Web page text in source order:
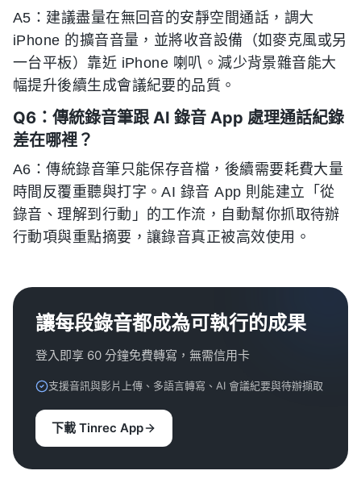
A5：建議盡量在無回音的安靜空間通話，調大
iPhone 的擴音音量，並將收音設備（如麥克風或另
一台平板）靠近 iPhone 喇叭。減少背景雜音能大
幅提升後續生成會議紀要的品質。
Q6：傳統錄音筆跟 AI 錄音 App 處理通話紀錄
差在哪裡？
A6：傳統錄音筆只能保存音檔，後續需要耗費大量
時間反覆重聽與打字。AI 錄音 App 則能建立「從
錄音、理解到行動」的工作流，自動幫你抓取待辦
行動項與重點摘要，讓錄音真正被高效使用。
讓每段錄音都成為可執行的成果
登入即享 60 分鐘免費轉寫，無需信用卡
支援音訊與影片上傳、多語言轉寫、AI 會議紀要與待辦擷取
下載 Tinrec App